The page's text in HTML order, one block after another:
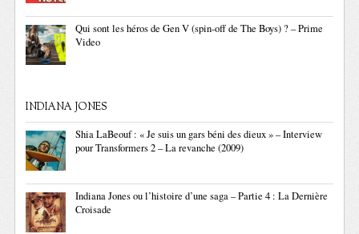
Qui sont les héros de Gen V (spin-off de The Boys) ? – Prime
Video
INDIANA JONES
Shia LaBeouf : « Je suis un gars béni des dieux » – Interview
pour Transformers 2 – La revanche (2009)
Indiana Jones ou l’histoire d’une saga – Partie 4 : La Dernière
Croisade